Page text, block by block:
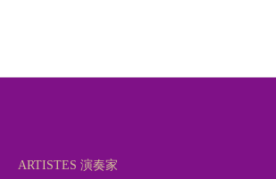
ARTISTES 演奏家